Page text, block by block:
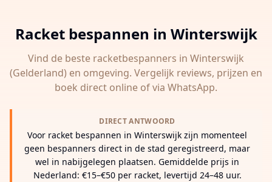
Racket bespannen in Winterswijk
Vind de beste racketbespanners in Winterswijk
(Gelderland) en omgeving. Vergelijk reviews, prijzen en
boek direct online of via WhatsApp.
DIRECT ANTWOORD
Voor racket bespannen in Winterswijk zijn momenteel
geen bespanners direct in de stad geregistreerd, maar
wel in nabijgelegen plaatsen. Gemiddelde prijs in
Nederland: €15–€50 per racket, levertijd 24–48 uur.